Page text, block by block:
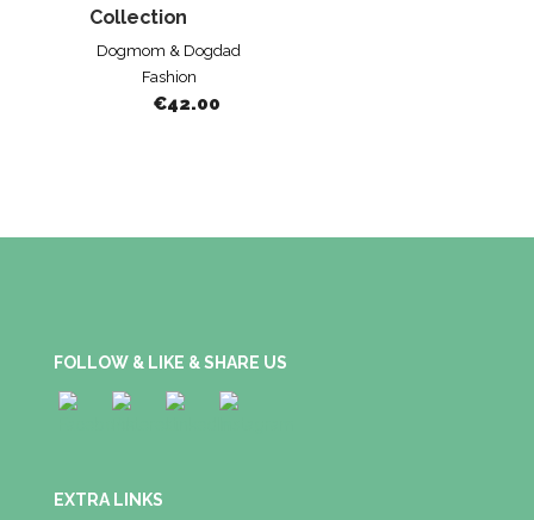
Collection
Dogmom & Dogdad
Fashion
€42.00
FOLLOW & LIKE & SHARE US
EXTRA LINKS